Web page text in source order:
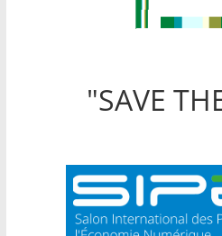
"SAVE